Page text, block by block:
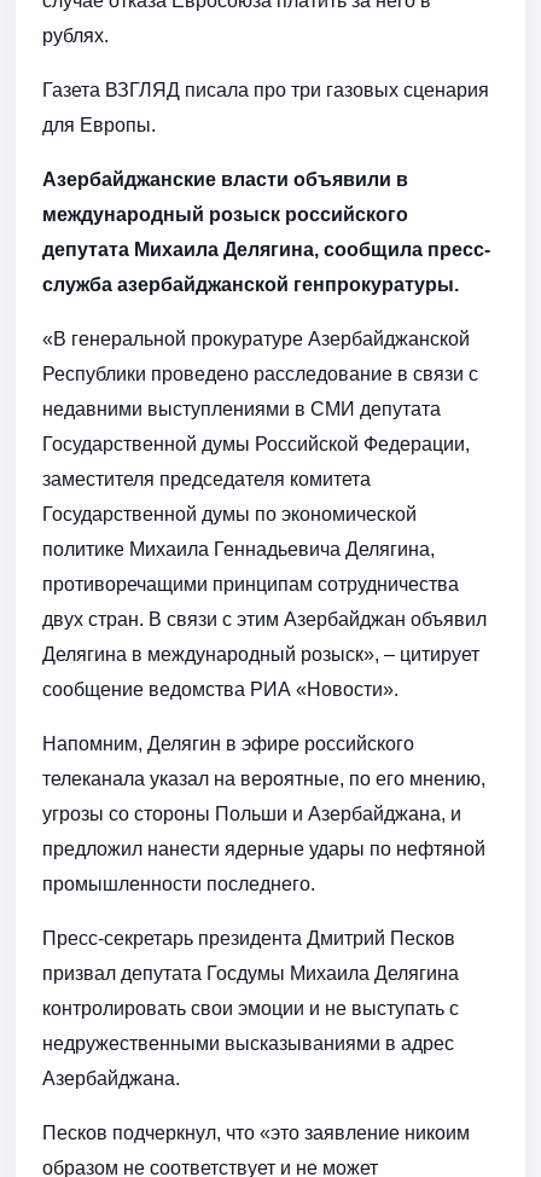
рублях.
Газета ВЗГЛЯД писала про три газовых сценария
для Европы.
Азербайджанские власти объявили в
международный розыск российского
депутата Михаила Делягина, сообщила пресс-
служба азербайджанской генпрокуратуры.
«В генеральной прокуратуре Азербайджанской
Республики проведено расследование в связи с
недавними выступлениями в СМИ депутата
Государственной думы Российской Федерации,
заместителя председателя комитета
Государственной думы по экономической
политике Михаила Геннадьевича Делягина,
противоречащими принципам сотрудничества
двух стран. В связи с этим Азербайджан объявил
Делягина в международный розыск», – цитирует
сообщение ведомства РИА «Новости».
Напомним, Делягин в эфире российского
телеканала указал на вероятные, по его мнению,
угрозы со стороны Польши и Азербайджана, и
предложил нанести ядерные удары по нефтяной
промышленности последнего.
Пресс-секретарь президента Дмитрий Песков
призвал депутата Госдумы Михаила Делягина
контролировать свои эмоции и не выступать с
недружественными высказываниями в адрес
Азербайджана.
Песков подчеркнул, что «это заявление никоим
образом не соответствует и не может